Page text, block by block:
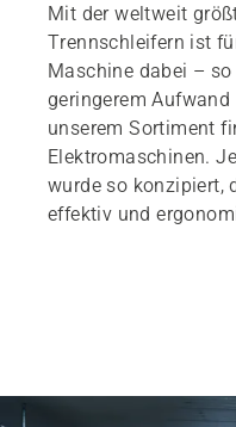
Mit der weltweit
Trennschleifern ist
Maschine dabei –
geringerem
unserem Sortiment
Elektromaschinen.
wurde so konzipiert,
effektiv und